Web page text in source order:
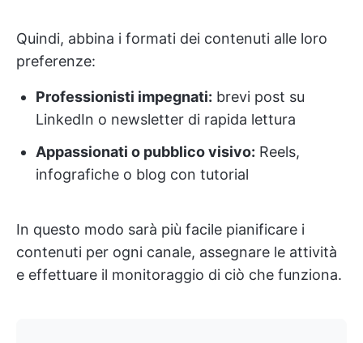
Quindi, abbina i formati dei contenuti alle loro
preferenze:
Professionisti impegnati: brevi post su
LinkedIn o newsletter di rapida lettura
Appassionati o pubblico visivo: Reels,
infografiche o blog con tutorial
In questo modo sarà più facile pianificare i
contenuti per ogni canale, assegnare le attività
e effettuare il monitoraggio di ciò che funziona.